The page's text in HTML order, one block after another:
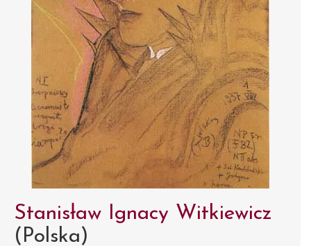
Stanisław Ignacy Witkiewicz
(Polska)